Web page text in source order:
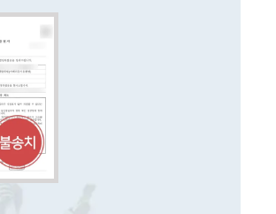
구성원 소개
성범죄전문변호사
소식/자료